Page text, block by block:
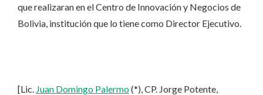
que realizaran en el Centro de Innovación y Negocios de
Bolivia, institución que lo tiene como Director Ejecutivo.
[Lic. Juan Domingo Palermo(*), CP. Jorge Potente,